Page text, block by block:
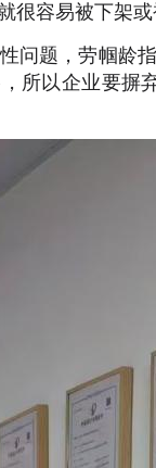
很容易被下架
问题，劳帼龄
所以企业要摒